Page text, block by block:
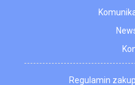
Regulamin